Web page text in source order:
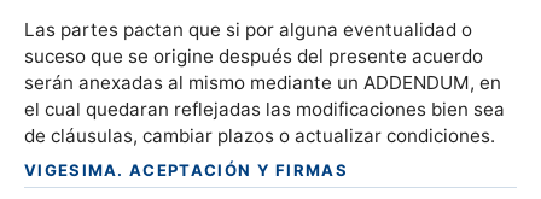
Las partes pactan que si por alguna eventualidad o
suceso que se origine después del presente acuerdo
serán anexadas al mismo mediante un ADDENDUM, en
el cual quedaran reflejadas las modificaciones bien sea
de cláusulas, cambiar plazos o actualizar condiciones.
VIGESIMA. ACEPTACIÓN Y FIRMAS